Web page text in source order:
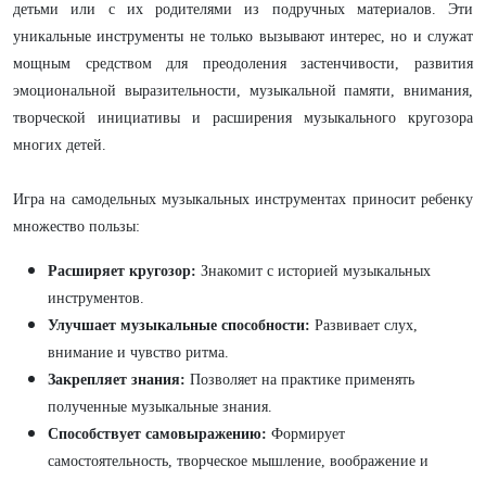
детьми или с их родителями из подручных материалов. Эти
уникальные инструменты не только вызывают интерес, но и служат
мощным средством для преодоления застенчивости, развития
эмоциональной выразительности, музыкальной памяти, внимания,
творческой инициативы и расширения музыкального кругозора
многих детей.
Игра на самодельных музыкальных инструментах приносит ребенку
множество пользы:
Расширяет кругозор: Знакомит с историей музыкальных
инструментов.
Улучшает музыкальные способности: Развивает слух,
внимание и чувство ритма.
Закрепляет знания: Позволяет на практике применять
полученные музыкальные знания.
Способствует самовыражению: Формирует
самостоятельность, творческое мышление, воображение и